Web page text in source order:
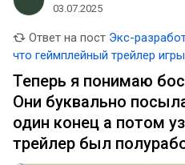
03.07.2025
Ответ на пост Экс-
что геймплейный трейлер
Теперь я понимаю
Они буквально
один конец а потом
трейлер был